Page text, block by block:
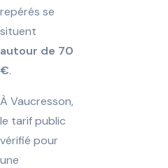
repérés se
situent
autour de 70
€.
À Vaucresson,
le tarif public
vérifié pour
une